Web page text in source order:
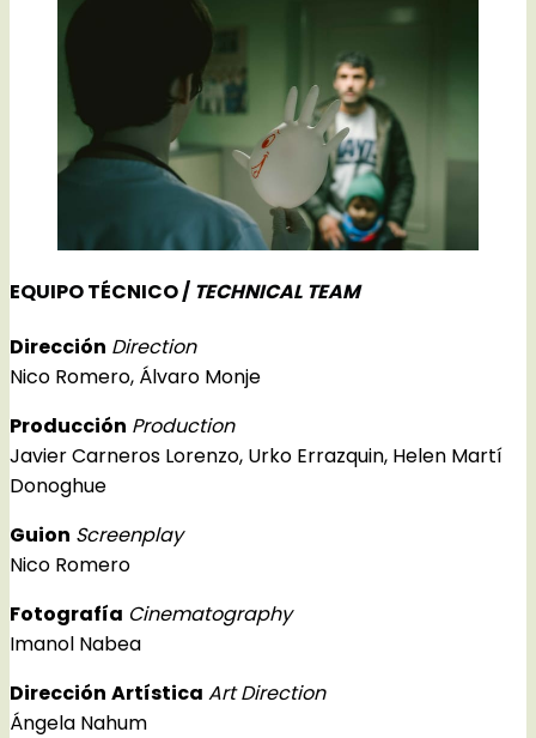
EQUIPO TÉCNICO / TECHNICAL TEAM
Dirección Direction
Nico Romero, Álvaro Monje
Producción Production
Javier Carneros Lorenzo, Urko Errazquin, Helen Martí
Donoghue
Guion Screenplay
Nico Romero
Fotografía Cinematography
Imanol Nabea
Dirección Artística Art Direction
Ángela Nahum